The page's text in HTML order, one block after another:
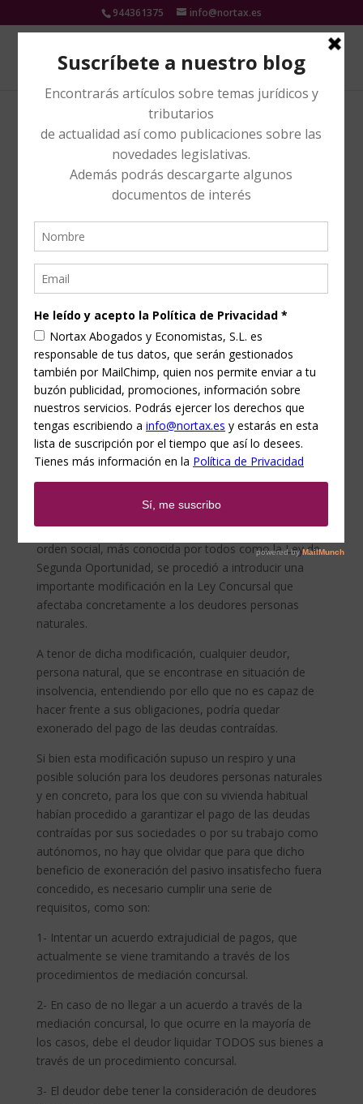
944361375 info@nortax.es
LA VIVIENDA HABITUAL Y
LA LEY DE SEGUNDA
OPORTUNIDAD
byNortax|Nov 19, 2018|CONCURSAL|0
comments
julio, de mecanismo de segunda oportunidad,
reducción de la carga financiera y otras medidas de
orden social, más conocida por todos como la Ley de
Segunda Oportunidad, se procedió a introducir una
importante modificación en la Ley Concursal que
afectaba concretamente a los deudores personas
naturales.
A tenor de dicha modificación, cualquier deudor,
persona natural, que se encontrase en situación de
insolvencia, entendiendo por ello que no es capaz de
hacer frente a sus obligaciones, podría quedar
exonerado del pago de las deudas contraídas.
Si bien esta modificación supuso un respiro y una
posible solución para los deudores personas naturales
y en concreto, para los que con su vivienda habitual
habían procedido a garantizar el pago de las deudas
contraídas por sus sociedades o por su trabajo como
autónomos, no hay que olvidar que para que dicho
beneficio de exoneración del pasivo insatisfecho fuera
concedido, es necesario cumplir una serie de
requisitos, como son:
1- Intentar un acuerdo extrajudicial de pagos, que
actualmente se viene tramitando a través de los
procedimientos de mediación concursal.
2- En caso de no llegar a un acuerdo a través de la
mediación concursal, lo que ocurre en la mayoría de
los casos, debe el deudor liquidar TODOS sus bienes a
través de un procedimiento concursal.
3- El deudor debe tener la consideración de deudores